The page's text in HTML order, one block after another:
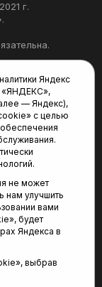
г.
Яндекс
«ЯНДЕКС»,
— Яндекс),
с целью
не может
нам улучшить
вами
будет
Яндекса в
выбрав